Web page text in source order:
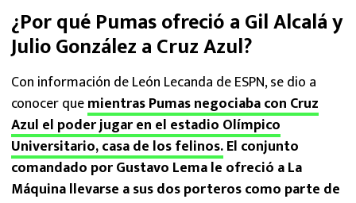
¿Por qué Pumas ofreció a Gil Alcalá y
Julio González a Cruz Azul?
Con información de León Lecanda de ESPN, se dio a
conocer quemientras Pumas negociaba con Cruz
Azul el poder jugar en el estadio Olímpico
Universitario, casa de los felinos.El conjunto
comandado por Gustavo Lema le ofreció a La
Máquina llevarse a sus dos porteros como parte de